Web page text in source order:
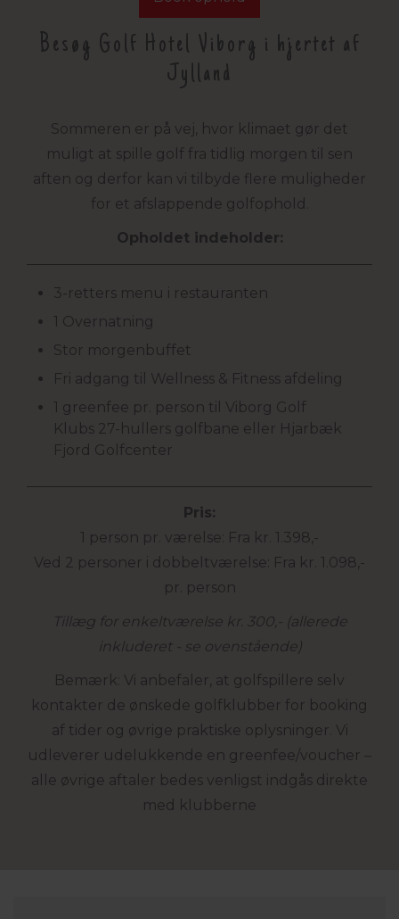
Besøg Golf Hotel Viborg i hjertet af
Jylland
Sommeren er på vej, hvor klimaet gør det
muligt at spille golf fra tidlig morgen til sen
aften og derfor kan vi tilbyde flere muligheder
for et afslappende golfophold.
Opholdet indeholder:
3-retters menu i restauranten
1 Overnatning
Stor morgenbuffet
Fri adgang til Wellness & Fitness afdeling
1 greenfee pr. person til Viborg Golf
Klubs 27-hullers golfbane eller Hjarbæk
Fjord Golfcenter
Pris:
1 person pr. værelse: Fra kr. 1.398,-
Ved 2 personer i dobbeltværelse: Fra kr. 1.098,-
pr. person
Tillæg for enkeltværelse kr. 300,- (allerede
inkluderet - se ovenstående)
Bemærk: Vi anbefaler, at golfspillere selv
kontakter de ønskede golfklubber for booking
af tider og øvrige praktiske oplysninger. Vi
udleverer udelukkende en greenfee/voucher –
alle øvrige aftaler bedes venligst indgås direkte
med klubberne